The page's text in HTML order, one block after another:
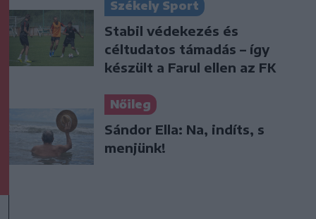
Székely Sport
Stabil védekezés és
céltudatos támadás – így
készült a Farul ellen az FK
Nőileg
Sándor Ella: Na, indíts, s
menjünk!